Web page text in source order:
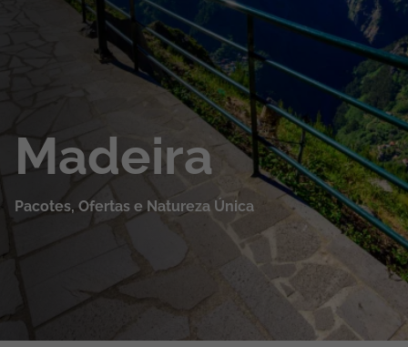
Disneyland ® Paris
Promoções
Madeira
Pacotes, Ofertas e Natureza Única